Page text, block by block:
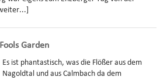
Garden
Es ist phantastisch, was die Flößer aus dem
Nagoldtal und aus Calmbach da dem